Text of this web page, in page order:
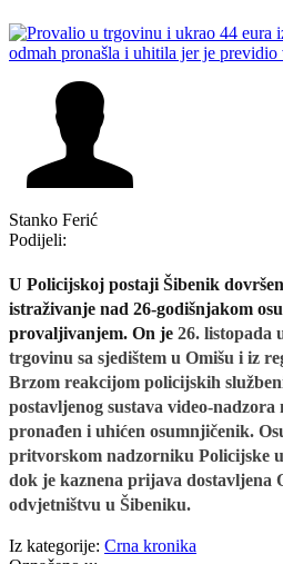
Stanko Ferić
Podijeli:
U Policijskoj postaji Šibenik
istraživanje nad 26-godišnjakom
provaljivanjem. On je 26. listopada
trgovinu sa sjedištem u Omišu i iz
Brzom reakcijom policijskih
postavljenog sustava video-
pronađen i uhićen osumnjičenik.
pritvorskom nadzorniku Policijske
dok je kaznena prijava dostavljena
odvjetništvu u Šibeniku.
Iz kategorije: Crna kronika